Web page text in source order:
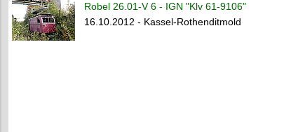
Robel 26.01-V 6 - IGN "Klv 61-9106"
16.10.2012 - Kassel-Rothenditmold